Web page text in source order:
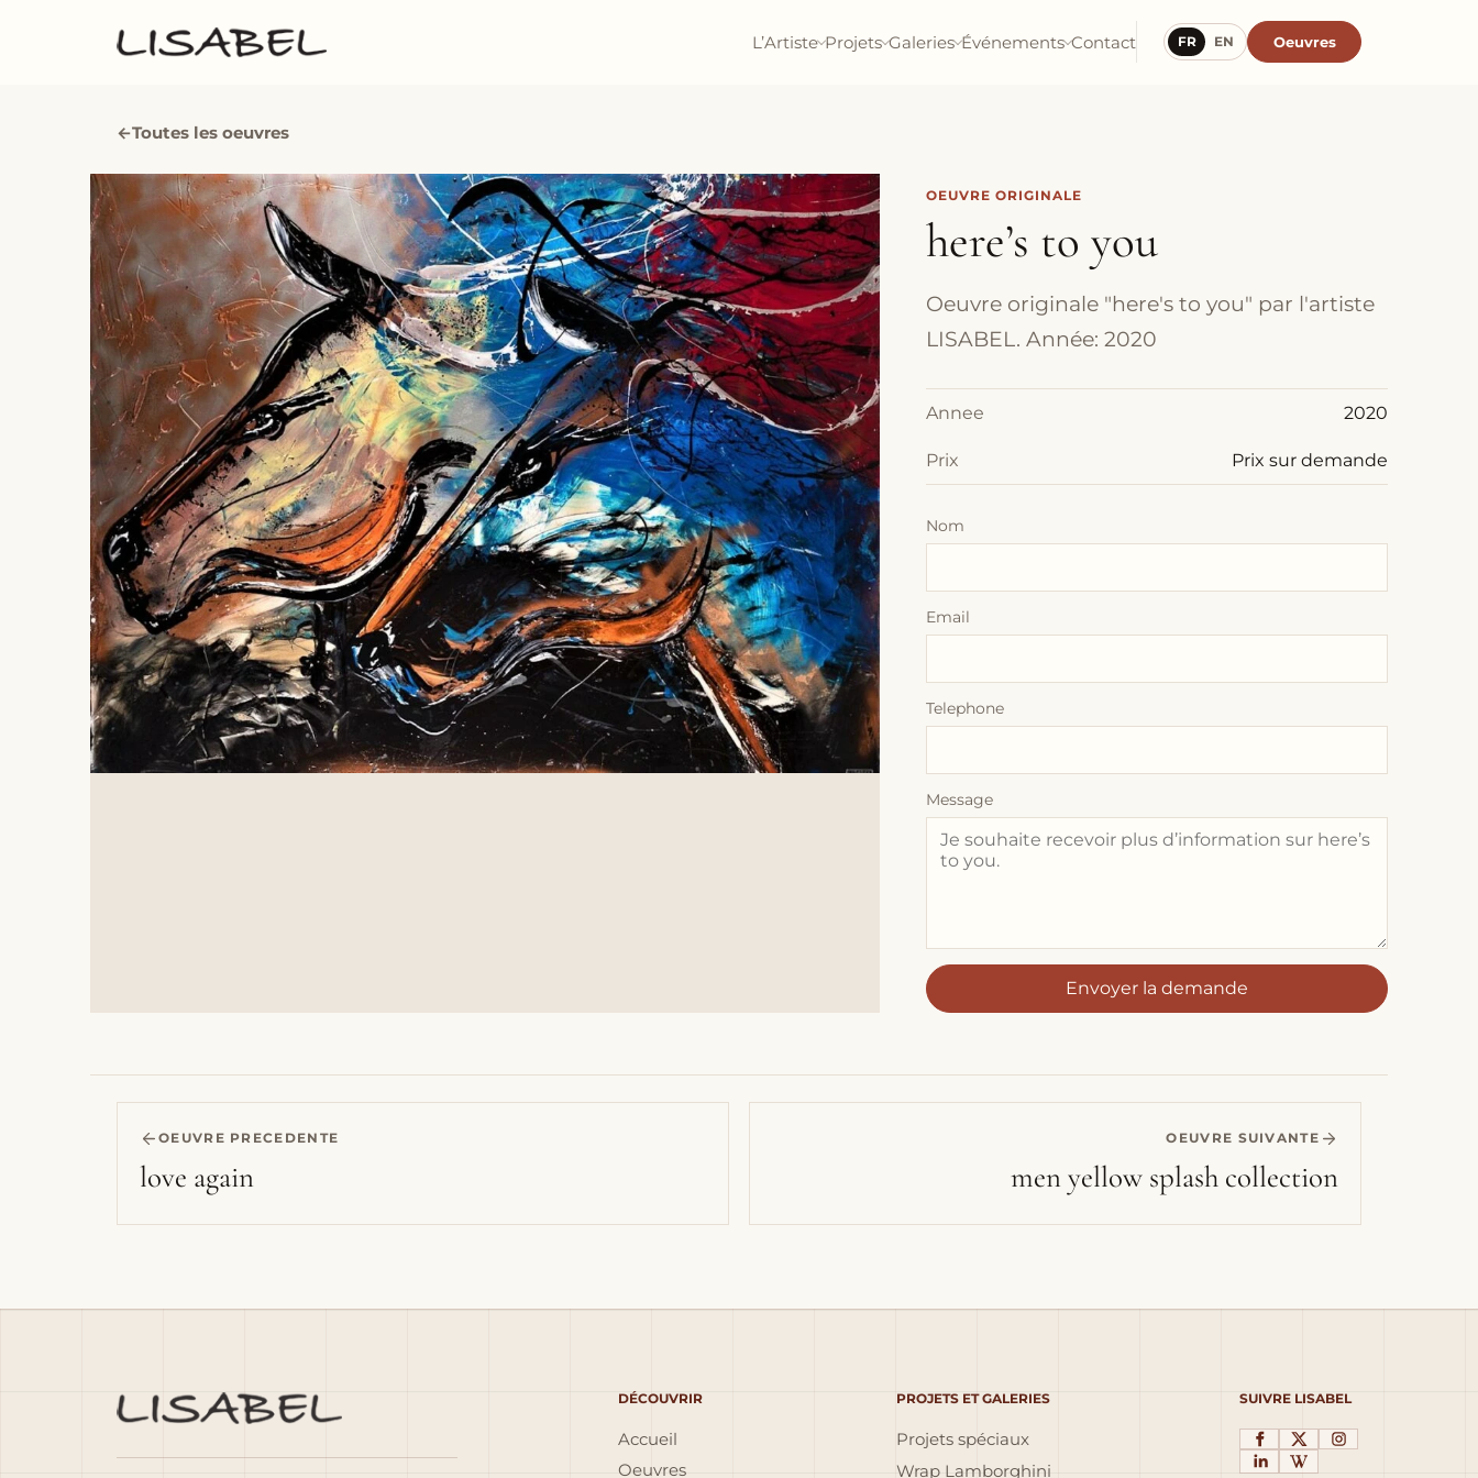
L’Artiste Projets Galeries Événements Contact FR EN Oeuvres
←Toutes les oeuvres
OEUVRE ORIGINALE
here’s to you
Oeuvre originale "here's to you" par l'artiste
LISABEL. Année: 2020
Annee 2020
Prix Prix sur demande
Nom
Email
Telephone
Message
Envoyer la demande
OEUVRE PRECEDENTE
love again
OEUVRE SUIVANTE
men yellow splash collection
DÉCOUVRIR
Accueil
Oeuvres
PROJETS ET GALERIES
Projets spéciaux
Wrap Lamborghini
SUIVRE LISABEL